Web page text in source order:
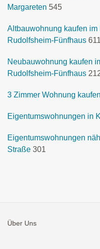
Margareten 545
Altbauwohnung kaufen im
Rudolfsheim-Fünfhaus 611
Neubauwohnung kaufen
Rudolfsheim-Fünfhaus
3 Zimmer Wohnung
Eigentumswohnungen in
Eigentumswohnungen
Straße 301
Über Uns